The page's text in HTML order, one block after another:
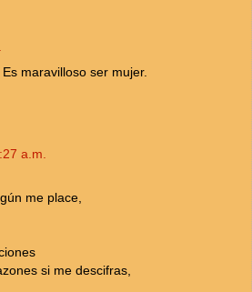
maravilloso ser mujer.
a.m.
me place,
si me descifras,